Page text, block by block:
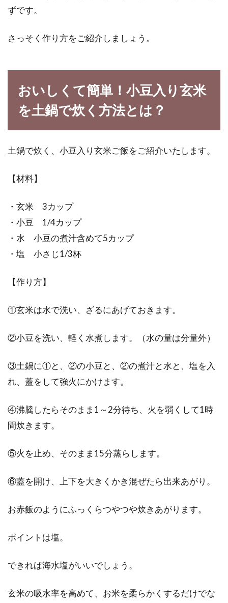
どのよう...
BBQでもがっつり食べたい！焼きお
もう炊飯で失敗しない！米と水の量
の正しい重量の割合は？
けることはある？
みなさんのご家庭では、一度で何㎏のお米を購
30㎏...
一歳半の食事の適量ってどのくらい
なの！？パンの栄養とは？
幼児食に移行する時期です。食べられるもの
味噌を家で手作りできるの？タッパ
ーを利用した味噌作り！
ずです。
さっそく作り方をご紹介しましょう。
おいしくて簡単！小豆入り玄米
を土鍋で炊く方法とは？
土鍋で炊く、小豆入り玄米ご飯をご紹介いたします。
【材料】
・玄米 3カップ
・小豆 1/4カップ
・水 小豆の煮汁含めて5カップ
・塩 小さじ1/3杯
【作り方】
①玄米は水で洗い、ざるにあげておきます。
②小豆を洗い、軽く水煮します。（水の量は分量外）
③土鍋に①と、②の小豆と、②の煮汁と水と、塩を入
れ、蓋をして強火にかけます。
④沸騰したらそのまま1～2分待ち、火を弱くして1時
間炊きます。
⑤火を止め、そのまま15分蒸らします。
⑥蓋を開け、上下を大きくかき混ぜたら出来あがり。
お赤飯のようにふっくらつやつや炊きあがります。
ポイントは塩。
できれば海水塩がいいでしょう。
玄米の吸水率を高めて、お米を柔らかくするだけでな